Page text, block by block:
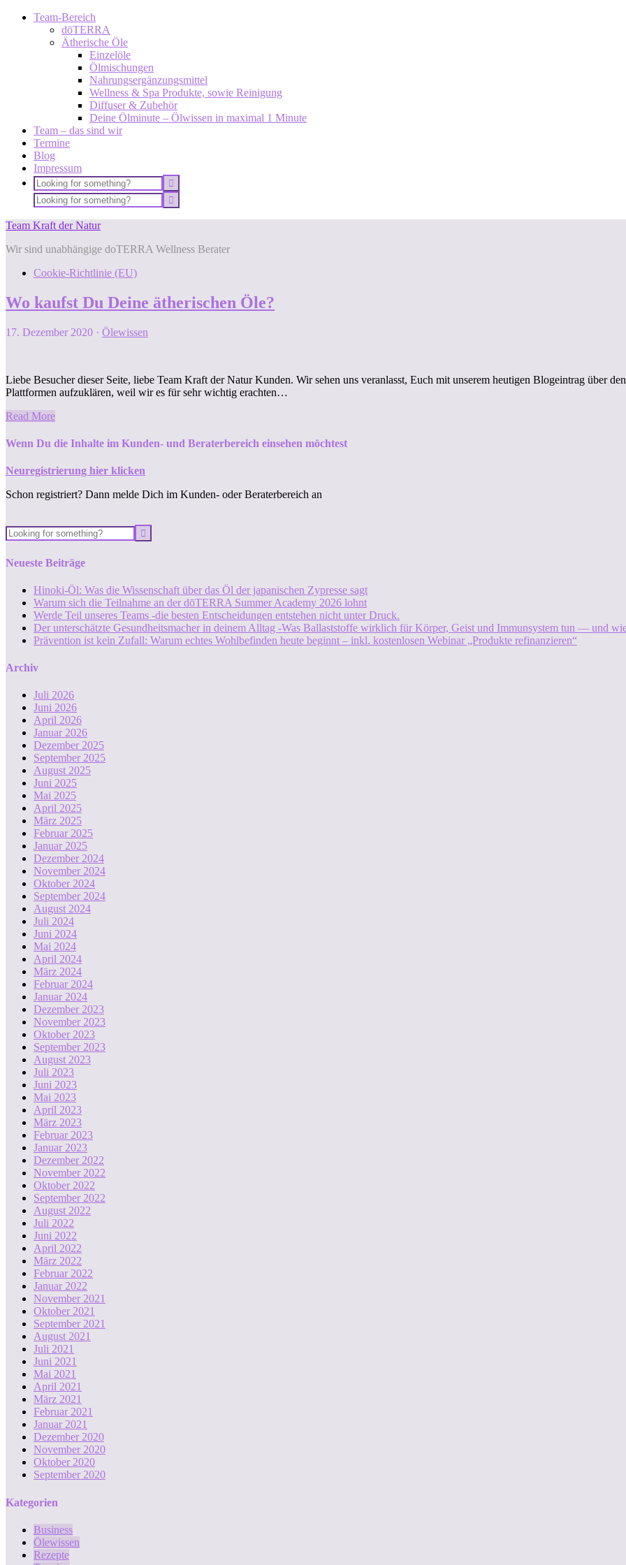
Team-Bereich
dōTERRA
Ätherische Öle
Einzelöle
Ölmischungen
Nahrungsergänzungsmittel
Wellness & Spa Produkte, sowie Reinigung
Diffuser & Zubehör
Deine Ölminute – Ölwissen in maximal 1 Minute
Team – das sind wir
Termine
Blog
Impressum
Team Kraft der Natur
Wir sind unabhängige doTERRA Wellness Berater
Cookie-Richtlinie (EU)
Wo kaufst Du Deine ätherischen Öle?
17. Dezember 2020 · Ölewissen
Liebe Besucher dieser Seite, liebe Team Kraft der Natur Kunden. Wir sehen uns veranlasst, Euch mit unserem heutigen Blogeintrag über
Plattformen aufzuklären, weil wir es für sehr wichtig erachten…
Read More
Wenn Du die Inhalte im Kunden- und Beraterbereich einsehen möchtest
Neuregistrierung hier klicken
Schon registriert? Dann melde Dich im Kunden- oder Beraterbereich an
Neueste Beiträge
Hinoki-Öl: Was die Wissenschaft über das Öl der japanischen Zypresse sagt
Warum sich die Teilnahme an der dōTERRA Summer Academy 2026 lohnt
Werde Teil unseres Teams -die besten Entscheidungen entstehen nicht unter Druck.
Der unterschätzte Gesundheitsmacher in deinem Alltag -Was Ballaststoffe wirklich für Körper, Geist und Immunsystem tun — und
Prävention ist kein Zufall: Warum echtes Wohlbefinden heute beginnt – inkl. kostenlosen Webinar „Produkte refinanzieren“
Archiv
Juli 2026
Juni 2026
April 2026
Januar 2026
Dezember 2025
September 2025
August 2025
Juni 2025
Mai 2025
April 2025
März 2025
Februar 2025
Januar 2025
Dezember 2024
November 2024
Oktober 2024
September 2024
August 2024
Juli 2024
Juni 2024
Mai 2024
April 2024
März 2024
Februar 2024
Januar 2024
Dezember 2023
November 2023
Oktober 2023
September 2023
August 2023
Juli 2023
Juni 2023
Mai 2023
April 2023
März 2023
Februar 2023
Januar 2023
Dezember 2022
November 2022
Oktober 2022
September 2022
August 2022
Juli 2022
Juni 2022
April 2022
März 2022
Februar 2022
Januar 2022
November 2021
Oktober 2021
September 2021
August 2021
Juli 2021
Juni 2021
Mai 2021
April 2021
März 2021
Februar 2021
Januar 2021
Dezember 2020
November 2020
Oktober 2020
September 2020
Kategorien
Business
Ölewissen
Rezepte